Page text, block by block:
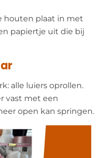
houten plaat in met
papiertje uit die bij
alle luiers oprollen.
vast met een
open kan springen.